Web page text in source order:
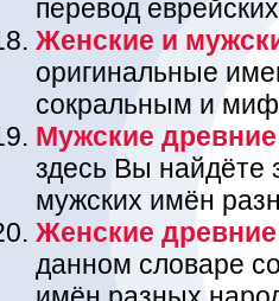
перевод
Женские и
оригинальные
сокральным и
Мужские
здесь Вы найдёте
мужских имён
Женские
данном словаре